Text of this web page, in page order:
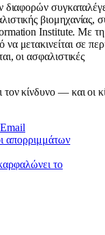
διαφορών
βιομηχανίας,
Institute. Με τη
μετακινείται σε
οι ασφαλιστικές
τον κίνδυνο — και οι
Email
απορριμμάτων
το